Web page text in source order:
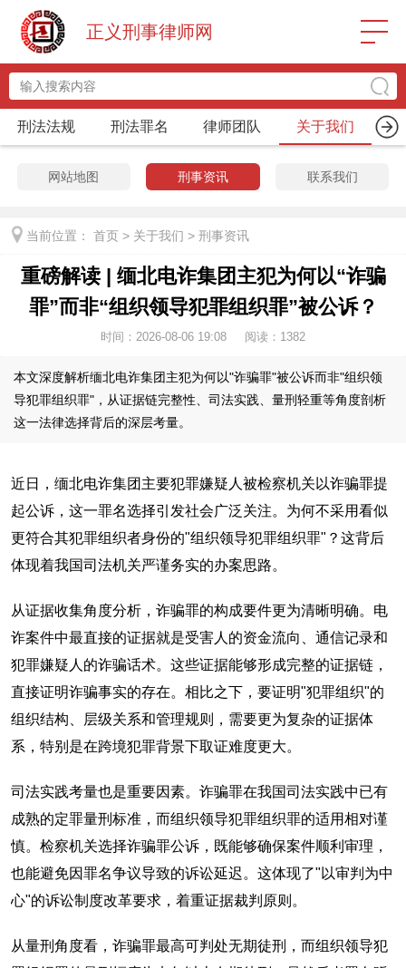
正义刑事律师网
刑法法规 刑法罪名 律师团队 关于我们
网站地图 刑事资讯 联系我们
当前位置： 首页 > 关于我们 > 刑事资讯
重磅解读 | 缅北电诈集团主犯为何以“诈骗
罪”而非“组织领导犯罪组织罪”被公诉？
时间：2026-08-06 19:08 阅读： 1382
本文深度解析缅北电诈集团主犯为何以"诈骗罪"被公诉而非"组织领
导犯罪组织罪"，从证据链完整性、司法实践、量刑轻重等角度剖析
这一法律选择背后的深层考量。
近日，缅北电诈集团主要犯罪嫌疑人被检察机关以诈骗罪提
起公诉，这一罪名选择引发社会广泛关注。为何不采用看似
更符合其犯罪组织者身份的"组织领导犯罪组织罪"？这背后
体现着我国司法机关严谨务实的办案思路。
从证据收集角度分析，诈骗罪的构成要件更为清晰明确。电
诈案件中最直接的证据就是受害人的资金流向、通信记录和
犯罪嫌疑人的诈骗话术。这些证据能够形成完整的证据链，
直接证明诈骗事实的存在。相比之下，要证明"犯罪组织"的
组织结构、层级关系和管理规则，需要更为复杂的证据体
系，特别是在跨境犯罪背景下取证难度更大。
司法实践考量也是重要因素。诈骗罪在我国司法实践中已有
成熟的定罪量刑标准，而组织领导犯罪组织罪的适用相对谨
慎。检察机关选择诈骗罪公诉，既能够确保案件顺利审理，
也能避免因罪名争议导致的诉讼延迟。这体现了"以审判为中
心"的诉讼制度改革要求，着重证据裁判原则。
从量刑角度看，诈骗罪最高可判处无期徒刑，而组织领导犯